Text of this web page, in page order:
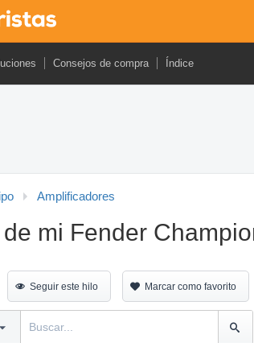
Consejos de compra Índice
Amplificadores
mi Fender
Seguir este hilo Marcar como favorito